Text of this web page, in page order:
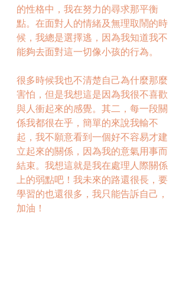
的性格中，我在努力的尋求那平衡
點。在面對人的情緒及無理取鬧的時
候，我總是選擇逃，因為我知道我不
能夠去面對這一切像小孩的行為。
很多時候我也不清楚自己為什麼那麼
害怕，但是我想這是因為我很不喜歡
與人衝起來的感覺。其二，每一段關
係我都很在乎，簡單的來說我輸不
起，我不願意看到一個好不容易才建
立起來的關係，因為我的意氣用事而
結束。我想這就是我在處理人際關係
上的弱點吧！我未來的路還很長，要
學習的也還很多，我只能告訴自己，
加油！